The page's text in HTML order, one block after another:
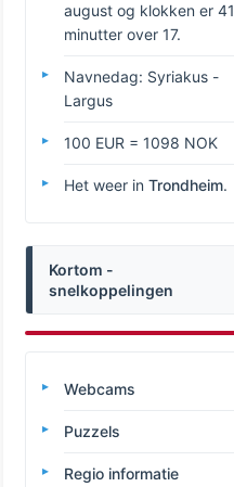
august og klokken er 41
minutter over 17.
Navnedag: Syriakus -
Largus
100 EUR = 1098 NOK
Het weer in Trondheim.
Kortom -
snelkoppelingen
Webcams
Puzzels
Regio informatie